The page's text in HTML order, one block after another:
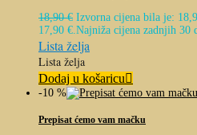
18,90€ Izvorna cijena bila je:
17,90 €. Najniža cijena zadnjih 30
Lista želja
Lista želja
Dodaj u košaricu
-10 %
Prepisat ćemo vam mačku